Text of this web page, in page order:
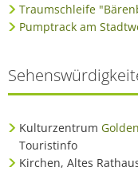
Traumschleife
Pumptrack am
Kulturzentrum
Touristinfo
Kirchen, Altes